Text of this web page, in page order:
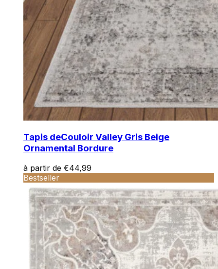
Tapis deCouloir Valley Gris Beige
Ornamental Bordure
à partir de €44,99
Bestseller